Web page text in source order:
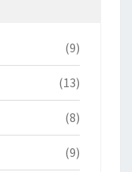
(9)
(13)
(8)
(9)